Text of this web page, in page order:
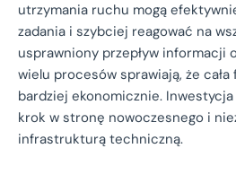
utrzymania ruchu mogą
zadania i szybciej reagować na
usprawniony przepływ informacji
wielu procesów sprawiają, że cała
bardziej ekonomicznie. Inwestycja
krok w stronę nowoczesnego i
infrastrukturą techniczną.